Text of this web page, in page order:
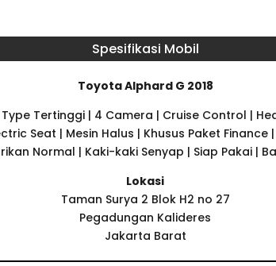
Spesifikasi Mobil
Toyota Alphard G 2018
Tertinggi | 4 Camera | Cruise Control |
Seat | Mesin Halus | Khusus Paket
Normal | Kaki-kaki Senyap | Siap Pakai |
Lokasi
Taman Surya 2 Blok H2 no 27
Pegadungan Kalideres
Jakarta Barat